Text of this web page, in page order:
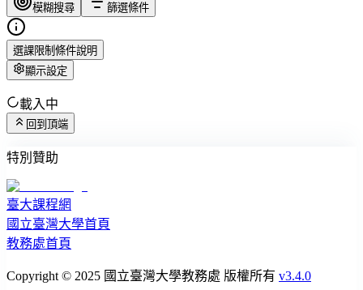
模糊搜尋 篩選條件
選課限制條件說明
顯示設定
載入中
回到頂端
特別贊助
臺大課程網
國立臺灣大學首頁
教務處首頁
Copyright © 2025 國立臺灣大學教務處 版權所有 v3.4.0